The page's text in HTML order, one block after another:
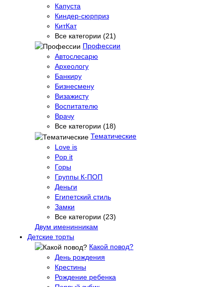
Капуста
Киндер-сюрприз
КитКат
Все категории (21)
Профессии
Автослесарю
Археологу
Банкиру
Бизнесмену
Визажисту
Воспитателю
Врачу
Все категории (18)
Тематические
Love is
Pop it
Горы
Группы К-ПОП
Деньги
Египетский стиль
Замки
Все категории (23)
Двум именинникам
Детские торты
Какой повод?
День рождения
Крестины
Рождение ребенка